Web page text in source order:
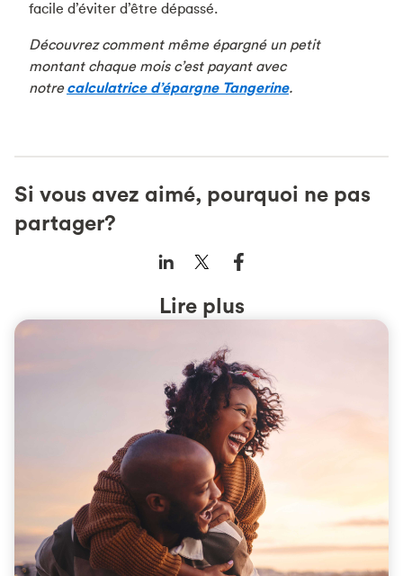
facile d’éviter d’être dépassé.
Découvrez comment même épargné un petit
montant chaque mois c’est payant avec
notrecalculatrice d’épargne Tangerine.
Si vous avez aimé, pourquoi ne pas
partager?
Lire plus